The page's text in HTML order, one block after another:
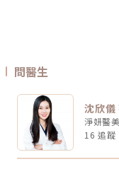
感。不過疼痛感會受到能
可能會有短暫泛紅、腫脹
防初老、改善膚質鬆弛，
已經有明顯輪廓下垂，也
厚度、脂肪量、鬆弛程度
能完全取代。電波音波適
是非常明顯的皮膚鬆垂或
Q5：電波音波多久做一次
持需求不同，沒有固定答
果規劃，不建議自己照網
程，不是找「最紅的」，
做完會立刻小臉嗎？很多
刺激皮膚組織緊緻與膠原
得臉比較緊、線條比較順
「瞬間換臉」而是「慢慢
論選無雙電波或鳳凰電波
哺乳 是否有心律調節器或
有嚴重皮膚發炎、傷口或
特殊體質 是否正在服用影
知醫療院所，即便是非侵
麼保養？電波療程後，多
問醫生
沈欣儀
淨妍醫美
16 追蹤